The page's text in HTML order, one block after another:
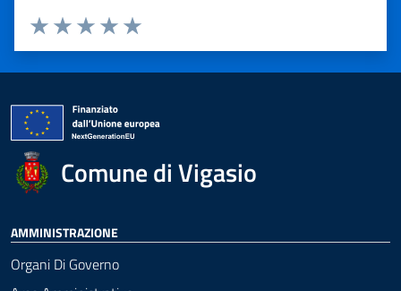
Valuta 5 stelle su 5
Valuta 4 stelle su 5
Valuta 3 stelle su 5
Valuta 2 stelle su 5
Valuta 1 stelle su 5
Comune di Vigasio
AMMINISTRAZIONE
Organi Di Governo